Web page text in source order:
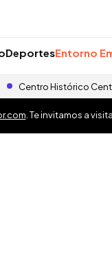
DeportesEntorno
Centro Histórico
. Te invitamos a